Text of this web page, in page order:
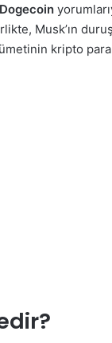
Dogecoin
Musk’ın
kripto